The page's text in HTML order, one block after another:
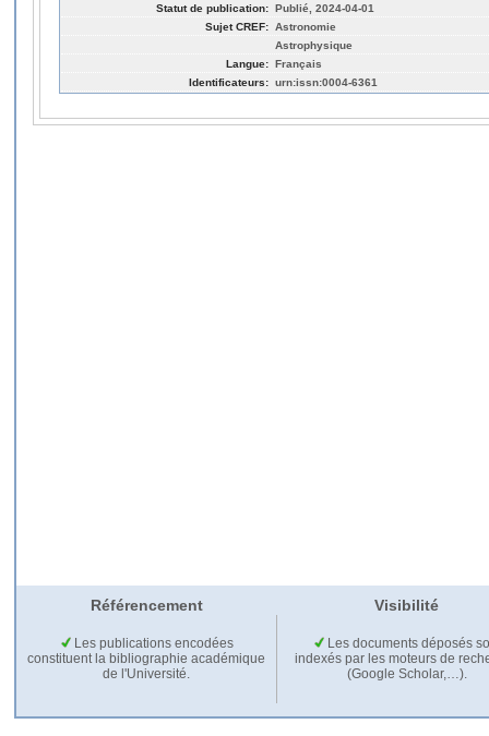
Statut de publication: Publié, 2024-04-01
Sujet CREF: Astronomie
Astrophysique
Langue: Français
Identificateurs: urn:issn:0004-6361
Référencement Visibilité
Les publications encodées
constituent la bibliographie académique
de l'Université.
Les documents déposés
indexés par les moteurs de
(Google Scholar,…).